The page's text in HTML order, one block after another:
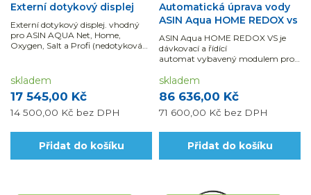
Externí dotykový displej
Externí dotykový displej. vhodný
pro ASIN AQUA Net, Home,
Oxygen, Salt a Profi (nedotyková
17 545,00 Kč
14 500,00 Kč bez DPH
skladem
Přidat do košíku
Automatická úprava vody
ASIN Aqua HOME REDOX vs
ASIN Aqua HOME REDOX VS je
dávkovací a řídící
automat vybavený modulem pro
výkonem, sondou...
86 636,00 Kč
71 600,00 Kč bez DPH
skladem
Přidat do košíku